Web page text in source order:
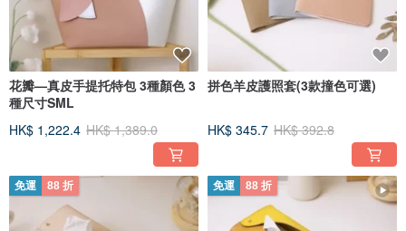
花瓣—真皮手提托特包 3種顏色 3
種尺寸SML
HK$ 1,222.4 HK$ 1,389.0
拼色羊皮護照套(3款撞色可選)
HK$ 345.7 HK$ 392.8
免運 88 折 免運 88 折